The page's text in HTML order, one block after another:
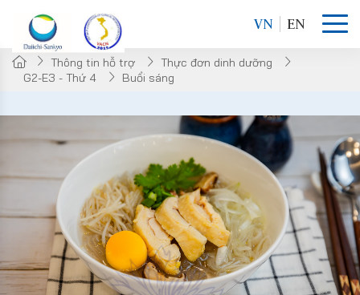
VN EN
Thông tin hỗ trợ
Thực đơn dinh dưỡng
G2-E3 - Thứ 4
Buổi sáng